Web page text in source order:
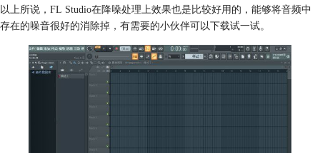
以上所说，FL Studio在降噪处理上效果也是比较好用的，能够将音频中
存在的噪音很好的消除掉，有需要的小伙伴可以下载试一试。